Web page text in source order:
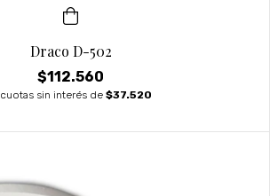
Draco D-502
$112.560
cuotas sin interés de $37.520